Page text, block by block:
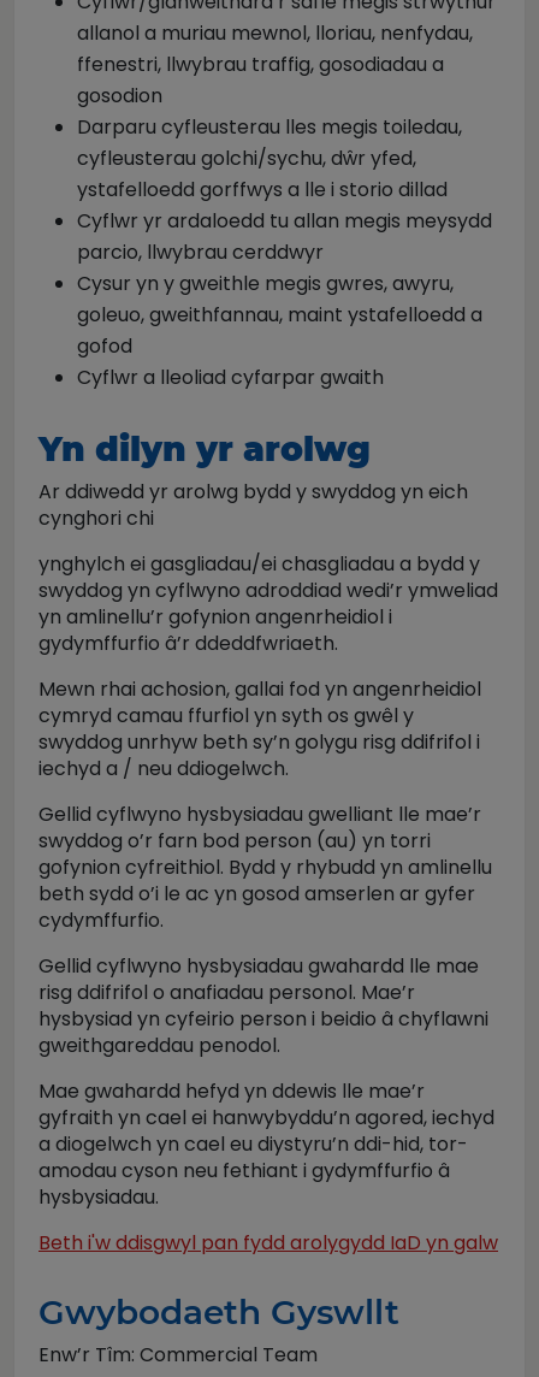
allanol a muriau mewnol, lloriau, nenfydau,
ffenestri, llwybrau traffig, gosodiadau a
gosodion
Darparu cyfleusterau lles megis toiledau,
cyfleusterau golchi/sychu, dŵr yfed,
ystafelloedd gorffwys a lle i storio dillad
Cyflwr yr ardaloedd tu allan megis meysydd
parcio, llwybrau cerddwyr
Cysur yn y gweithle megis gwres, awyru,
goleuo, gweithfannau, maint ystafelloedd a
gofod
Cyflwr a lleoliad cyfarpar gwaith
Yn dilyn yr arolwg
Ar ddiwedd yr arolwg bydd y swyddog yn eich
cynghori chi
ynghylch ei gasgliadau/ei chasgliadau a bydd y
swyddog yn cyflwyno adroddiad wedi’r ymweliad
yn amlinellu’r gofynion angenrheidiol i
gydymffurfio â’r ddeddfwriaeth.
Mewn rhai achosion, gallai fod yn angenrheidiol
cymryd camau ffurfiol yn syth os gwêl y
swyddog unrhyw beth sy’n golygu risg ddifrifol i
iechyd a / neu ddiogelwch.
Gellid cyflwyno hysbysiadau gwelliant lle mae’r
swyddog o’r farn bod person (au) yn torri
gofynion cyfreithiol. Bydd y rhybudd yn amlinellu
beth sydd o’i le ac yn gosod amserlen ar gyfer
cydymffurfio.
Gellid cyflwyno hysbysiadau gwahardd lle mae
risg ddifrifol o anafiadau personol. Mae’r
hysbysiad yn cyfeirio person i beidio â chyflawni
gweithgareddau penodol.
Mae gwahardd hefyd yn ddewis lle mae’r
gyfraith yn cael ei hanwybyddu’n agored, iechyd
a diogelwch yn cael eu diystyru’n ddi-hid, tor-
amodau cyson neu fethiant i gydymffurfio â
hysbysiadau.
Beth i'w ddisgwyl pan fydd arolygydd IaD yn galw
Gwybodaeth Gyswllt
Enw’r Tîm: Commercial Team